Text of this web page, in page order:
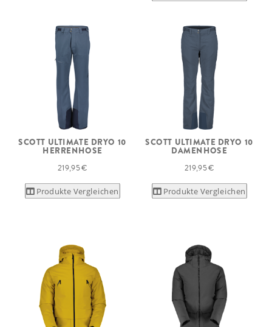
SCOTT ULTIMATE DRYO 10
HERRENHOSE
219,95 €
Produkte Vergleichen
SCOTT ULTIMATE DRYO 10
DAMENHOSE
219,95 €
Produkte Vergleichen